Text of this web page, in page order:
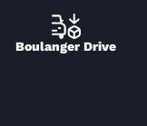
Boulanger Drive